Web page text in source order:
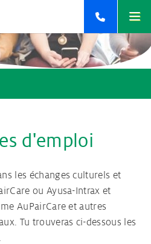
9 77 19 71 71
AuPairCare
d'emploi
les échanges culturels et
ou Ayusa-Intrax et
AuPairCare et autres
Tu trouveras ci-dessous les